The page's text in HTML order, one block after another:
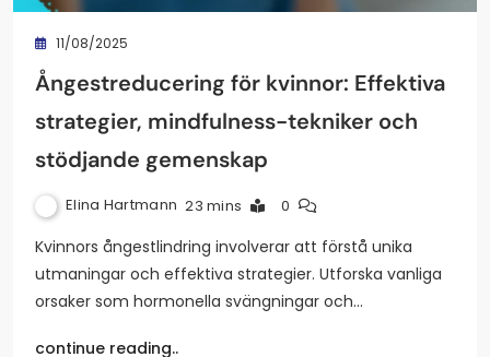
11/08/2025
Ångestreducering för kvinnor: Effektiva
strategier, mindfulness-tekniker och
stödjande gemenskap
Elina Hartmann 23 mins 0
Kvinnors ångestlindring involverar att förstå unika
utmaningar och effektiva strategier. Utforska vanliga
orsaker som hormonella svängningar och…
continue reading..